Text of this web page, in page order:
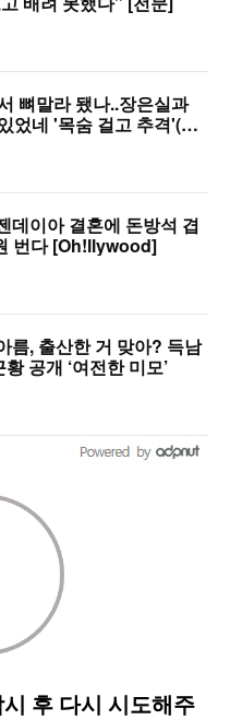
뼈말라 됐나..장은실과
었네 '목숨 걸고 추격'(술
데이아 결혼에 돈방석 겹
번다 [Oh!llywood]
름, 출산한 거 맞아? 득남
공개 ‘여전한 미모’